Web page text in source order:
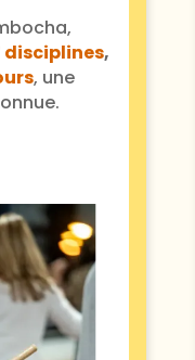
disciplines,
, une